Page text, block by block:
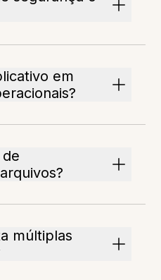
em
múltiplas